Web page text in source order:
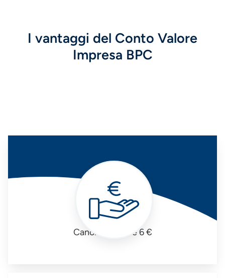
I vantaggi del Conto Valore
Impresa BPC
Canone mensile 6 €